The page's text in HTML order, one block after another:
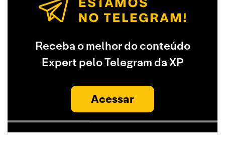
Receba o melhor do conteúdo
Expert pelo Telegram da XP
Acessar